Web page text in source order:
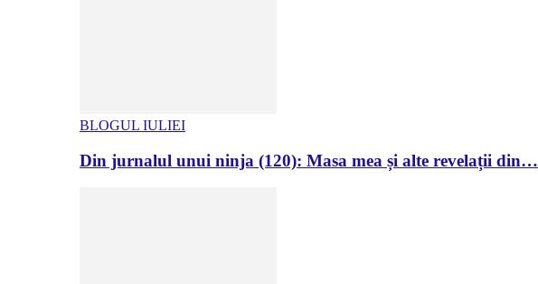
BLOGUL IULIEI
Din jurnalul unui ninja (120): Masa mea și alte revelații din…